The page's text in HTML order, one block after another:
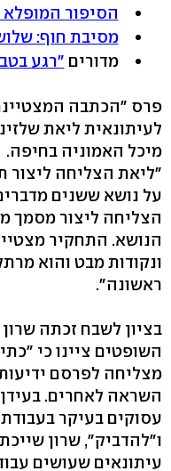
הסיפור המופלא
מסיבת חוף:
מדורים "רגע
פרס "הכתבה
לעיתונאית ליאת
מיכל האמוניה
"ליאת הצליחה
על נושא ששנים
הצליחה ליצור מסמך
הנושא. התחקיר
ונקודות מבט והוא
ראשונה".
בציון לשבח זכתה
השופטים ציינו כי
מצליחה לפרסם
השראה לאחרים.
עסוקים בעיקר
ו"להדביק", שרון
עיתונאים שעושים